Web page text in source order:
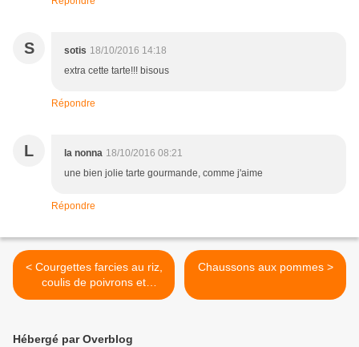
S sotis 18/10/2016 14:18
extra cette tarte!!! bisous
Répondre
L la nonna 18/10/2016 08:21
une bien jolie tarte gourmande, comme j'aime
Répondre
< Courgettes farcies au riz,
coulis de poivrons et
pecorino
Chaussons aux pommes >
Hébergé par Overblog